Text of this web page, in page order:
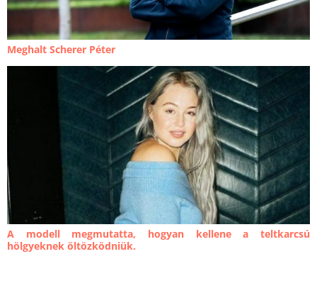
Meghalt Scherer Péter
A modell megmutatta, hogyan kellene a teltkarcsú
hölgyeknek öltözködniük.